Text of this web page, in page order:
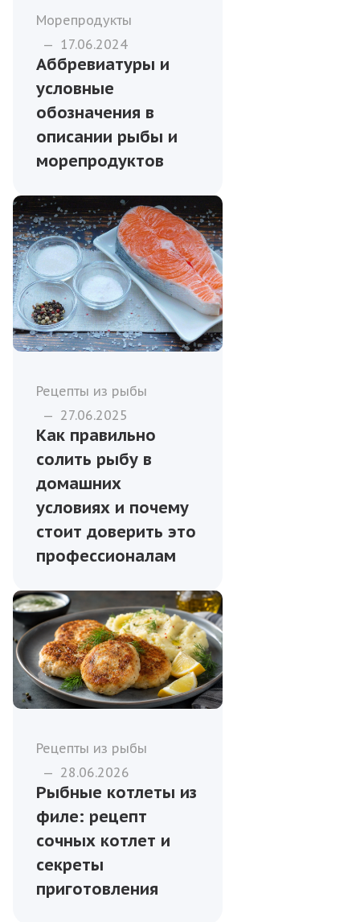
Морепродукты
— 17.06.2024
Аббревиатуры и
условные
обозначения в
описании рыбы и
морепродуктов
Рецепты из рыбы
— 27.06.2025
Как правильно
солить рыбу в
домашних
условиях и почему
стоит доверить это
профессионалам
Рецепты из рыбы
— 28.06.2026
Рыбные котлеты из
филе: рецепт
сочных котлет и
секреты
приготовления